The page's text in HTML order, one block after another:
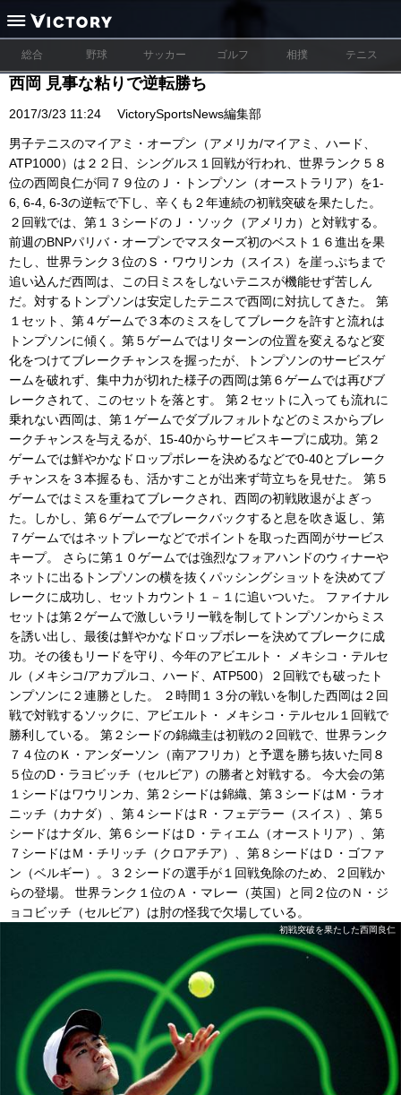
総合 野球 サッカー ゴルフ 相撲 テニス
西岡 見事な粘りで逆転勝ち
2017/3/23 11:24 VictorySportsNews編集部
男子テニスのマイアミ・オープン（アメリカ/マイアミ、ハード、
ATP1000）は２２日、シングルス１回戦が行われ、世界ランク５８
位の西岡良仁が同７９位のＪ・トンプソン（オーストラリア）を1-
6, 6-4, 6-3の逆転で下し、辛くも２年連続の初戦突破を果たした。
２回戦では、第１３シードのＪ・ソック（アメリカ）と対戦する。
前週のBNPパリバ・オープンでマスターズ初のベスト１６進出を果
たし、世界ランク３位のＳ・ワウリンカ（スイス）を崖っぷちまで
追い込んだ西岡は、この日ミスをしないテニスが機能せず苦しん
だ。対するトンプソンは安定したテニスで西岡に対抗してきた。 第
１セット、第４ゲームで３本のミスをしてブレークを許すと流れは
トンプソンに傾く。第５ゲームではリターンの位置を変えるなど変
化をつけてブレークチャンスを握ったが、トンプソンのサービスゲ
ームを破れず、集中力が切れた様子の西岡は第６ゲームでは再びブ
レークされて、このセットを落とす。 第２セットに入っても流れに
乗れない西岡は、第１ゲームでダブルフォルトなどのミスからブレ
ークチャンスを与えるが、15-40からサービスキープに成功。第２
ゲームでは鮮やかなドロップボレーを決めるなどで0-40とブレーク
チャンスを３本握るも、活かすことが出来ず苛立ちを見せた。 第５
ゲームではミスを重ねてブレークされ、西岡の初戦敗退がよぎっ
た。しかし、第６ゲームでブレークバックすると息を吹き返し、第
７ゲームではネットプレーなどでポイントを取った西岡がサービス
キープ。 さらに第１０ゲームでは強烈なフォアハンドのウィナーや
ネットに出るトンプソンの横を抜くパッシングショットを決めてブ
レークに成功し、セットカウント１－１に追いついた。 ファイナル
セットは第２ゲームで激しいラリー戦を制してトンプソンからミス
を誘い出し、最後は鮮やかなドロップボレーを決めてブレークに成
功。その後もリードを守り、今年のアビエルト・ メキシコ・テルセ
ル（メキシコ/アカプルコ、ハード、ATP500）２回戦でも破ったト
ンプソンに２連勝とした。 ２時間１３分の戦いを制した西岡は２回
戦で対戦するソックに、アビエルト・ メキシコ・テルセル１回戦で
勝利している。 第２シードの錦織圭は初戦の２回戦で、世界ランク
７４位のＫ・アンダーソン（南アフリカ）と予選を勝ち抜いた同８
５位のD・ラヨビッチ（セルビア）の勝者と対戦する。 今大会の第
１シードはワウリンカ、第２シードは錦織、第３シードはＭ・ラオ
ニッチ（カナダ）、第４シードはＲ・フェデラー（スイス）、第５
シードはナダル、第６シードはＤ・ティエム（オーストリア）、第
７シードはＭ・チリッチ（クロアチア）、第８シードはＤ・ゴファ
ン（ベルギー）。３２シードの選手が１回戦免除のため、２回戦か
らの登場。 世界ランク１位のＡ・マレー（英国）と同２位のＮ・ジ
ョコビッチ（セルビア）は肘の怪我で欠場している。
初戦突破を果たした西岡良仁